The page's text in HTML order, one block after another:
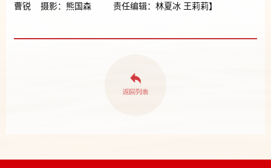
曹锐 摄影：熊国森 责任编辑：林夏冰 王莉莉】